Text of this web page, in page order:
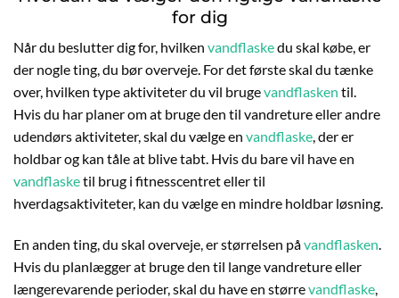
for dig
Når du beslutter dig for, hvilken vandflaskedu skal købe, er
der nogle ting, du bør overveje. For det første skal du tænke
over, hvilken type aktiviteter du vil brugevandflasken til.
Hvis du har planer om at bruge den til vandreture eller andre
udendørs aktiviteter, skal du vælge en vandflaske, der er
holdbar og kan tåle at blive tabt. Hvis du bare vil have en
vandflasketil brug i fitnesscentret eller til
hverdagsaktiviteter, kan du vælge en mindre holdbar løsning.
En anden ting, du skal overveje, er størrelsen påvandflasken.
Hvis du planlægger at bruge den til lange vandreture eller
længerevarende perioder, skal du have en størrevandflaske,